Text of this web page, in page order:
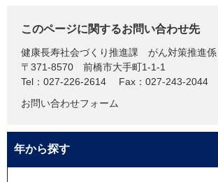
このページに関するお問い合わせ先
健康長寿社会づくり推進課
がん対策推進係
〒371-8570
前橋市大手町1-1-1
Tel：027-226-2614
Fax：027-243-2044
お問い合わせフォーム
年から探す